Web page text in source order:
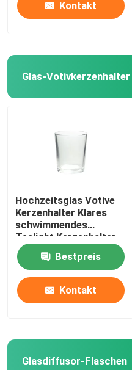
Kontakt
Glas-Votivkerzenhalter
Hochzeitsglas Votive
Kerzenhalter Klares
schwimmendes
Tealight Kerzenhalter
Bestpreis
Kontakt
Glasdiffusor-Flaschen